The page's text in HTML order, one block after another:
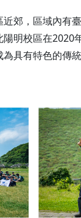
郊，區域內有
明校區在2020
具有特色的傳